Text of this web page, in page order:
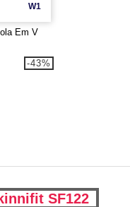
W1
Em V
-43%
SF122